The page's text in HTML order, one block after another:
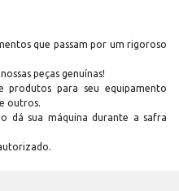
que passam por um rigoroso
peças genuínas!
produtos para seu equipamento
outros.
dá sua máquina durante a safra